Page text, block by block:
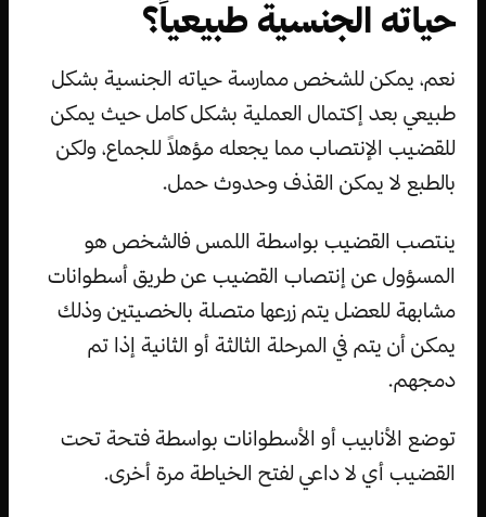
حياته الجنسية طبيعياً؟
نعم، يمكن للشخص ممارسة حياته الجنسية بشكل
طبيعي بعد إكتمال العملية بشكل كامل حيث يمكن
للقضيب الإنتصاب مما يجعله مؤهلاً للجماع، ولكن
بالطبع لا يمكن القذف وحدوث حمل.
ينتصب القضيب بواسطة اللمس فالشخص هو
المسؤول عن إنتصاب القضيب عن طريق أسطوانات
مشابهة للعضل يتم زرعها متصلة بالخصيتين وذلك
يمكن أن يتم في المرحلة الثالثة أو الثانية إذا تم
دمجهم.
توضع الأنابيب أو الأسطوانات بواسطة فتحة تحت
القضيب أي لا داعي لفتح الخياطة مرة أخرى.